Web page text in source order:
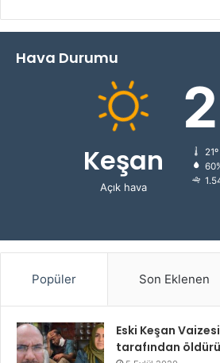
Hava Durumu
Keşan
Açık hava
Popüler Son Eklenen
Eski Keşan
tarafından